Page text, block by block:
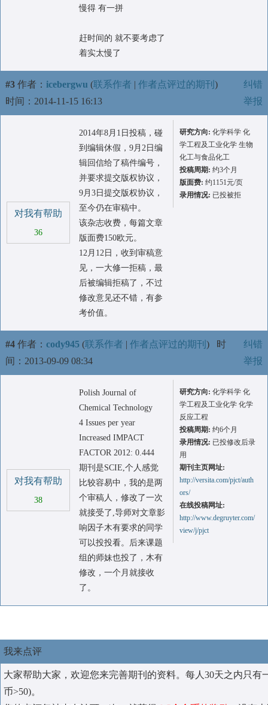
慢得 有一拼
赶时间的 就不要考虑了
着实太慢了
#3 作者： icebergwu (联系作者 | 作者点评过的期刊 )
时间：2014-11-15 16:13
纠错
举报
对我有帮助
36
2014年8月1日投稿，碰
到编辑休假，9月2日编
辑回信给了稿件编号，
并要求提交版权协议，
9月3日提交版权协议，
至今仍在审稿中。
该杂志收费，每篇文章
版面费150欧元。
12月12日，收到审稿意
见，一大修一拒稿，最
后被编辑拒稿了，不过
修改意见还不错，有参
考价值。
研究方向: 化学科学 化
学工程及工业化学 生物
化工与食品化工
投稿周期: 约3个月
版面费: 约1151元/页
录用情况: 已投被拒
#4 作者： cody945 (联系作者 | 作者点评过的期刊 ) 时
间：2013-09-09 08:34
纠错
举报
对我有帮助
38
Polish Journal of
Chemical Technology
4 Issues per year
Increased IMPACT
FACTOR 2012: 0.444
期刊是SCIE,个人感觉
比较容易中，我的是两
个审稿人，修改了一次
就接受了,导师对文章影
响因子木有要求的同学
可以投投看。后来课题
组的师妹也投了，木有
修改，一个月就接收
了。
研究方向: 化学科学 化
学工程及工业化学 化学
反应工程
投稿周期: 约6个月
录用情况: 已投修改后录
用
期刊主页网址:
http://versita.com/pjct/auth
ors/
在线投稿网址:
http://www.degruyter.com/
view/j/pjct
我来点评
大家帮助大家，欢迎您来完善期刊的资料。每人30天之内只有
币>50)。